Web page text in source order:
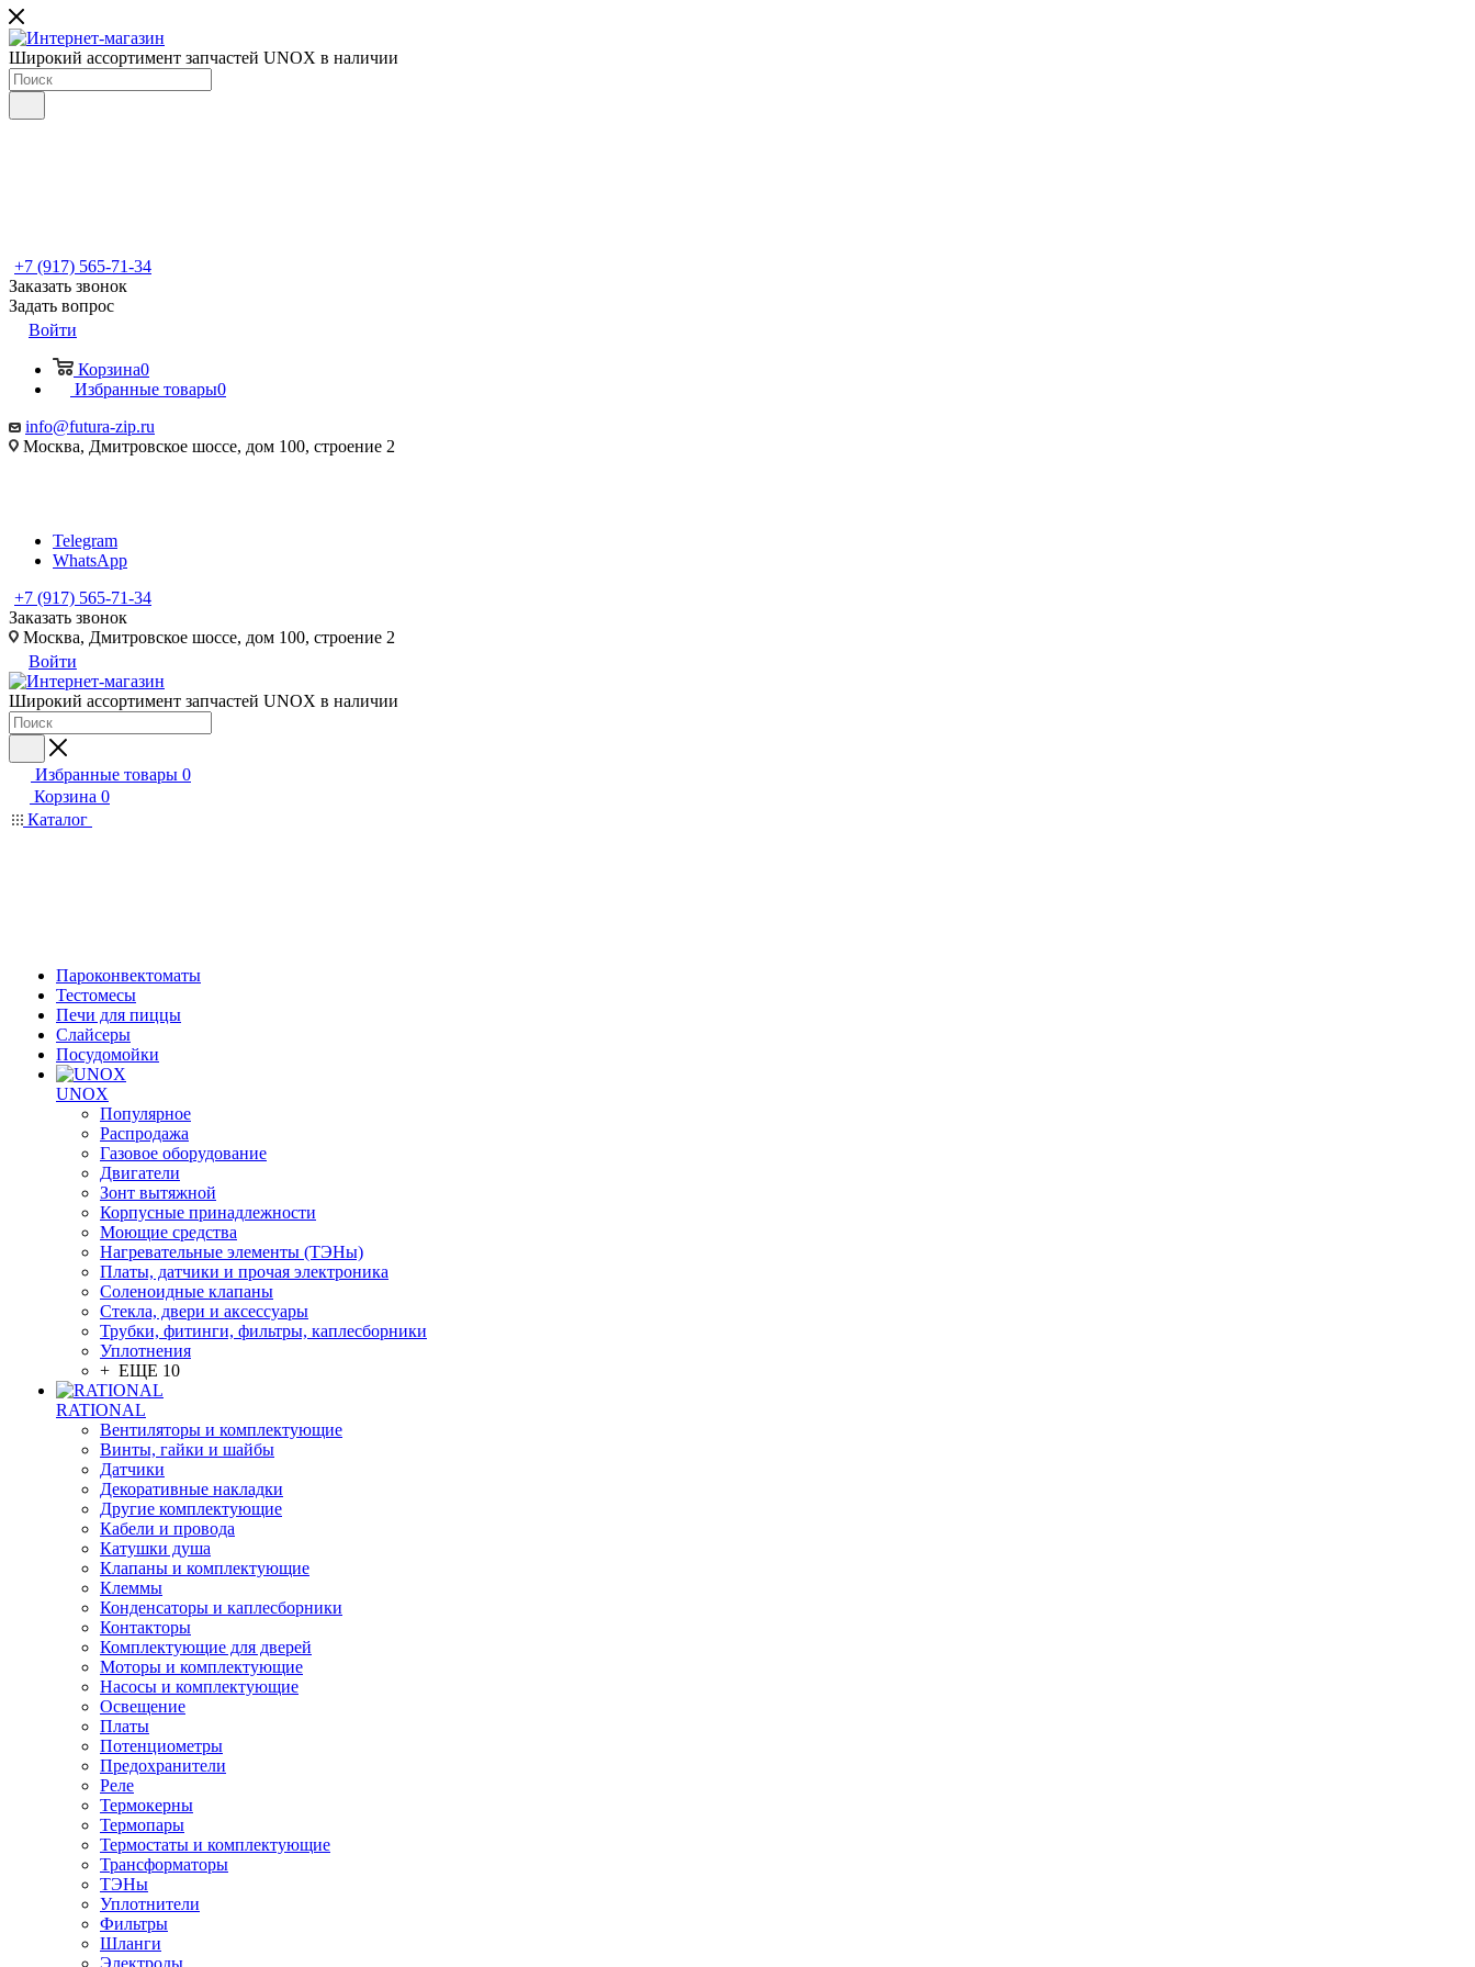
Широкий ассортимент запчастей UNOX в наличии
+7 (917) 565-71-34
Заказать звонок
Задать вопрос
Войти
Корзина0
Избранные товары0
info@futura-zip.ru
Москва, Дмитровское шоссе, дом 100, строение 2
Telegram
WhatsApp
+7 (917) 565-71-34
Заказать звонок
Москва, Дмитровское шоссе, дом 100, строение 2
Войти
Широкий ассортимент запчастей UNOX в наличии
Избранные товары 0
Корзина 0
Каталог
Пароконвектоматы
Тестомесы
Печи для пиццы
Слайсеры
Посудомойки
UNOX
Популярное
Распродажа
Газовое оборудование
Двигатели
Зонт вытяжной
Корпусные принадлежности
Моющие средства
Нагревательные элементы (ТЭНы)
Платы, датчики и прочая электроника
Соленоидные клапаны
Стекла, двери и аксессуары
Трубки, фитинги, фильтры, каплесборники
Уплотнения
+ ЕЩЕ 10
RATIONAL
Вентиляторы и комплектующие
Винты, гайки и шайбы
Датчики
Декоративные накладки
Другие комплектующие
Кабели и провода
Катушки душа
Клапаны и комплектующие
Клеммы
Конденсаторы и каплесборники
Контакторы
Комплектующие для дверей
Моторы и комплектующие
Насосы и комплектующие
Освещение
Платы
Потенциометры
Предохранители
Реле
Термокерны
Термопары
Термостаты и комплектующие
Трансформаторы
ТЭНы
Уплотнители
Фильтры
Шланги
Электроды